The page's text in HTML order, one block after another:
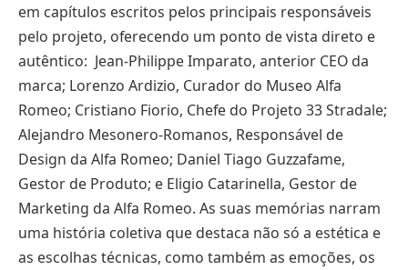
em capítulos escritos pelos principais responsáveis
pelo projeto, oferecendo um ponto de vista direto e
autêntico: Jean-Philippe Imparato, anterior CEO da
marca; Lorenzo Ardizio, Curador do Museo Alfa
Romeo; Cristiano Fiorio, Chefe do Projeto 33 Stradale;
Alejandro Mesonero-Romanos, Responsável de
Design da Alfa Romeo; Daniel Tiago Guzzafame,
Gestor de Produto; e Eligio Catarinella, Gestor de
Marketing da Alfa Romeo. As suas memórias narram
uma história coletiva que destaca não só a estética e
as escolhas técnicas, como também as emoções, os